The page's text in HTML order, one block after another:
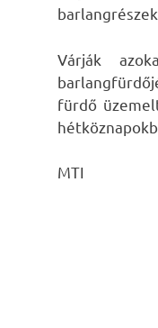
Várják
fürdő
MTI